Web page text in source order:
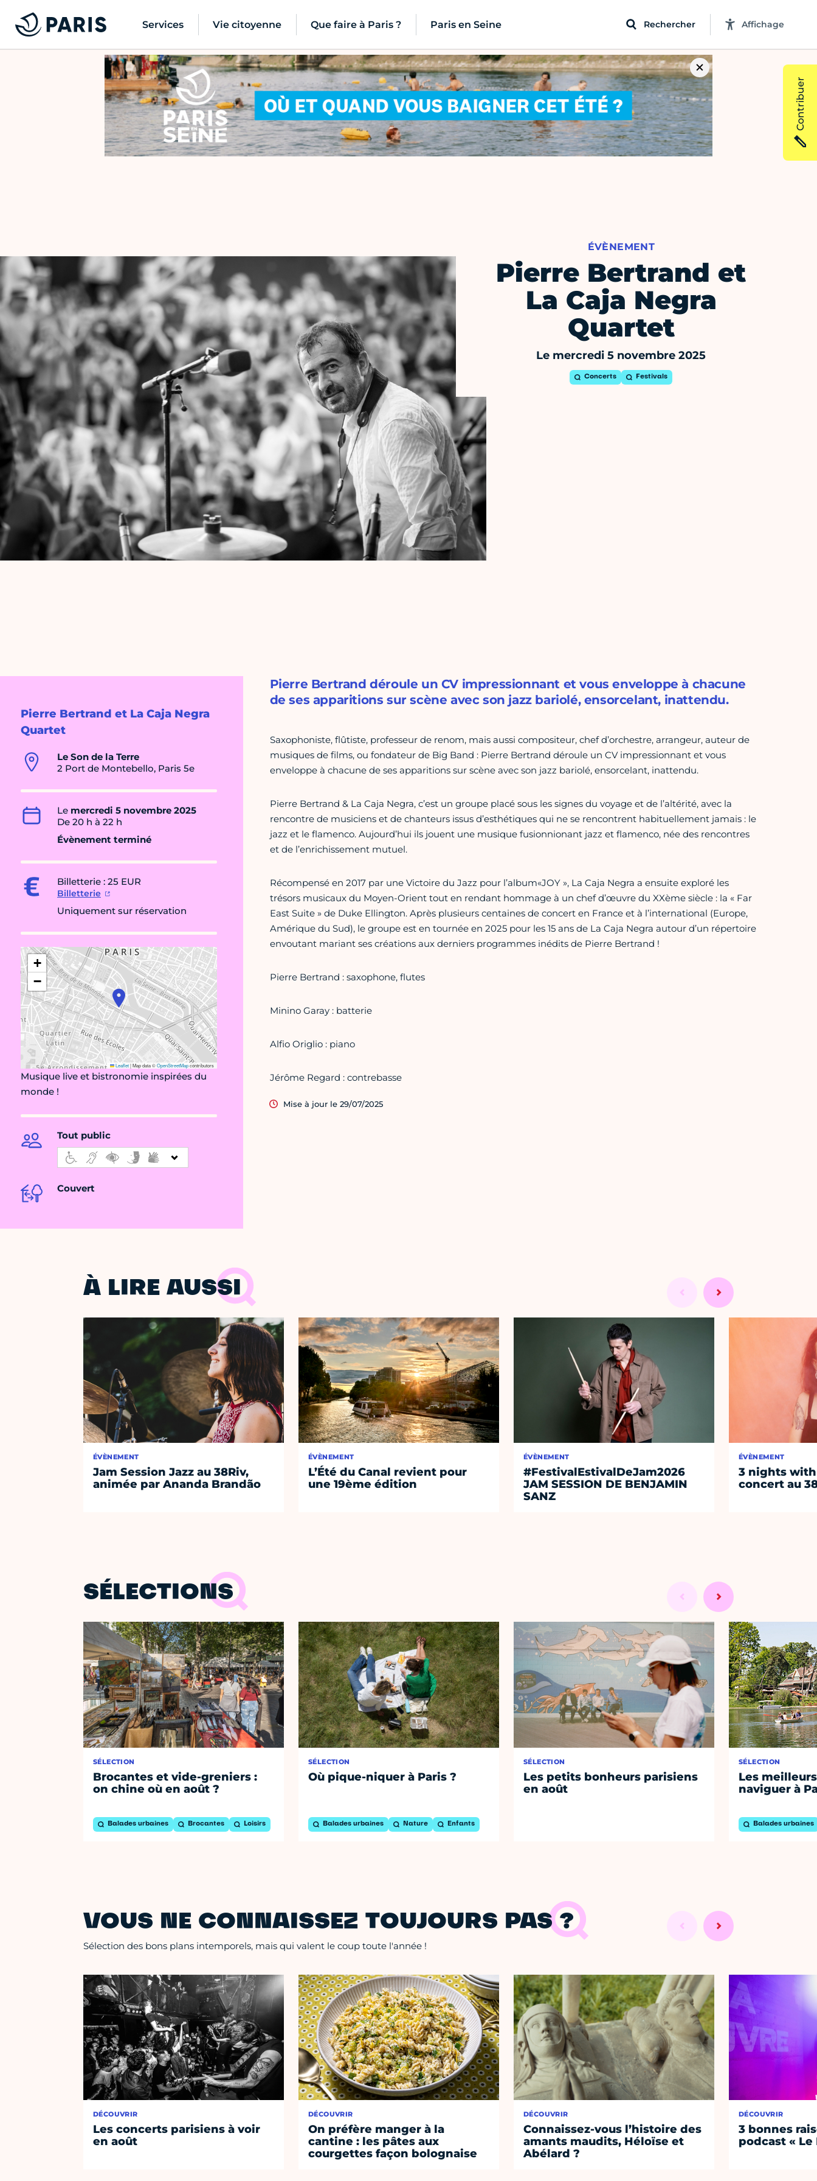
Services Vie citoyenne Que faire à Paris ? Paris en Seine Rechercher Affichage
ÉVÈNEMENT
Pierre Bertrand et
La Caja Negra
Quartet
Le mercredi 5 novembre 2025
Concerts Festivals
Pierre Bertrand et La Caja Negra
Quartet
Le Son de la Terre
2 Port de Montebello, Paris 5e
Le mercredi 5 novembre 2025
De 20 h à 22 h
Évènement terminé
Billetterie : 25 EUR
Billetterie
Uniquement sur réservation
+
−
Leaflet|Map data ©OpenStreetMapcontributors
Musique live et bistronomie inspirées du
monde !
Tout public
Couvert
Pierre Bertrand déroule un CV impressionnant et vous enveloppe à chacune
de ses apparitions sur scène avec son jazz bariolé, ensorcelant, inattendu.
Saxophoniste, flûtiste, professeur de renom, mais aussi compositeur, chef d’orchestre, arrangeur, auteur de
musiques de films, ou fondateur de Big Band : Pierre Bertrand déroule un CV impressionnant et vous
enveloppe à chacune de ses apparitions sur scène avec son jazz bariolé, ensorcelant, inattendu.
Pierre Bertrand & La Caja Negra, c’est un groupe placé sous les signes du voyage et de l’altérité, avec la
rencontre de musiciens et de chanteurs issus d’esthétiques qui ne se rencontrent habituellement jamais : le
jazz et le flamenco. Aujourd’hui ils jouent une musique fusionnionant jazz et flamenco, née des rencontres
et de l’enrichissement mutuel.
Récompensé en 2017 par une Victoire du Jazz pour l’album«JOY », La Caja Negra a ensuite exploré les
trésors musicaux du Moyen-Orient tout en rendant hommage à un chef d’œuvre du XXème siècle : la « Far
East Suite » de Duke Ellington. Après plusieurs centaines de concert en France et à l’international (Europe,
Amérique du Sud), le groupe est en tournée en 2025 pour les 15 ans de La Caja Negra autour d’un répertoire
envoutant mariant ses créations aux derniers programmes inédits de Pierre Bertrand !
Pierre Bertrand : saxophone, flutes
Minino Garay : batterie
Alfio Origlio : piano
Jérôme Regard : contrebasse
Mise à jour le 29/07/2025
À LIRE AUSSI
ÉVÈNEMENT
Jam Session Jazz au 38Riv,
animée par Ananda Brandão
ÉVÈNEMENT
L’Été du Canal revient pour
une 19ème édition
ÉVÈNEMENT
#FestivalEstivalDeJam2026
JAM SESSION DE BENJAMIN
SANZ
ÉVÈNEMENT
3 nights with
concert au
SÉLECTIONS
SÉLECTION
Brocantes et vide-greniers :
on chine où en août ?
Balades urbaines Brocantes Loisirs
SÉLECTION
Où pique-niquer à Paris ?
Balades urbaines Nature Enfants
SÉLECTION
Les petits bonheurs parisiens
en août
SÉLECTION
Les
naviguer à
Balades urbaines
VOUS NE CONNAISSEZ TOUJOURS PAS ?
Sélection des bons plans intemporels, mais qui valent le coup toute l'année !
DÉCOUVRIR
Les concerts parisiens à voir
en août
DÉCOUVRIR
On préfère manger à la
cantine : les pâtes aux
courgettes façon bolognaise
DÉCOUVRIR
Connaissez-vous l’histoire des
amants maudits, Héloïse et
Abélard ?
DÉCOUVRIR
3 bonnes
podcast « Le
Contribuer